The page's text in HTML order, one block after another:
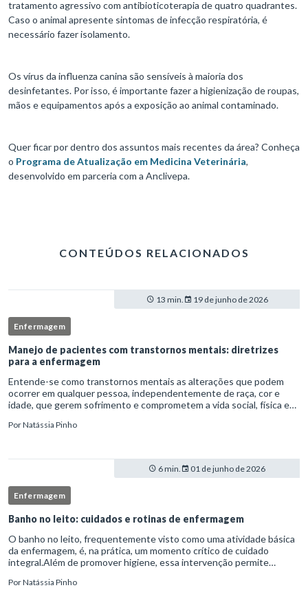
tratamento agressivo com antibioticoterapia de quatro quadrantes.
Caso o animal apresente sintomas de infecção respiratória, é
necessário fazer isolamento.
Os vírus da influenza canina são sensíveis à maioria dos
desinfetantes. Por isso, é importante fazer a higienização de roupas,
mãos e equipamentos após a exposição ao animal contaminado.
Quer ficar por dentro dos assuntos mais recentes da área? Conheça
o Programa de Atualização em Medicina Veterinária,
desenvolvido em parceria com a Anclivepa.
CONTEÚDOS RELACIONADOS
13 min. 19 de junho de 2026
Enfermagem
Manejo de pacientes com transtornos mentais: diretrizes
para a enfermagem
Entende-se como transtornos mentais as alterações que podem
ocorrer em qualquer pessoa, independentemente de raça, cor e
idade, que gerem sofrimento e comprometem a vida social, física e
PorNatássia Pinho
6 min. 01 de junho de 2026
Enfermagem
Banho no leito: cuidados e rotinas de enfermagem
O banho no leito, frequentemente visto como uma atividade básica
da enfermagem, é, na prática, um momento crítico de cuidado
integral.Além de promover higiene, essa intervenção permite
PorNatássia Pinho